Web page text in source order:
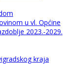
u vl. Općine
2023.-2029.
kraja